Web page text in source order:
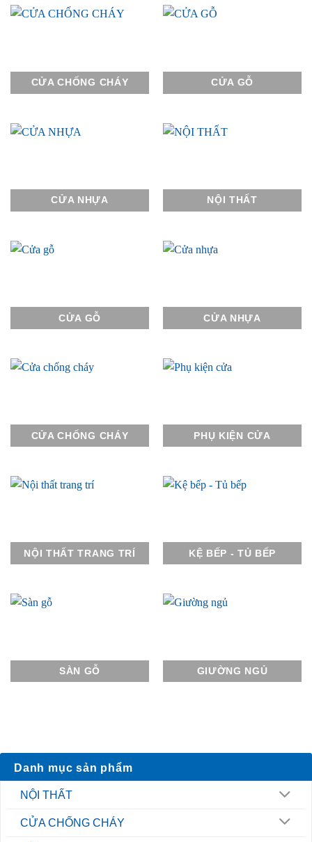
CỬA CHỐNG CHÁY CỬA GỖ
CỬA NHỰA NỘI THẤT
CỬA GỖ CỬA NHỰA
CỬA CHỐNG CHÁY PHỤ KIỆN CỬA
NỘI THẤT TRANG TRÍ KỆ BẾP - TỦ BẾP
SÀN GỖ GIƯỜNG NGỦ
Danh mục sản phẩm
NỘI THẤT
CỬA CHỐNG CHÁY